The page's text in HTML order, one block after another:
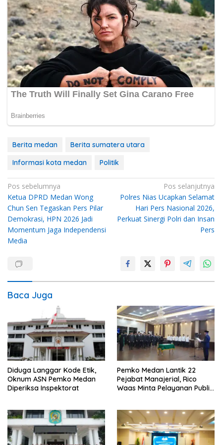
Berita medan
Berita sumatera utara
Informasi kota medan
Politik
Navigasi
pos
Pos sebelumnya
Ketua DPRD Medan Wong
Chun Sen Tegaskan Pers Pilar
Demokrasi, HPN 2026 Jadi
Momentum Jaga Independensi
Media
Pos selanjutnya
Polres Nias Ucapkan Selamat
Hari Pers Nasional 2026,
Perkuat Sinergi Polri dan Insan
Pers
Baca Juga
Diduga Langgar Kode Etik,
Oknum ASN Pemko Medan
Diperiksa Inspektorat
Pemko Medan Lantik 22
Pejabat Manajerial, Rico
Waas Minta Pelayanan Publik